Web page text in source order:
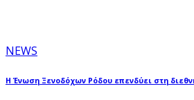
NEWS
Η Ένωση Ξενοδόχων Ρόδου επενδύει στη